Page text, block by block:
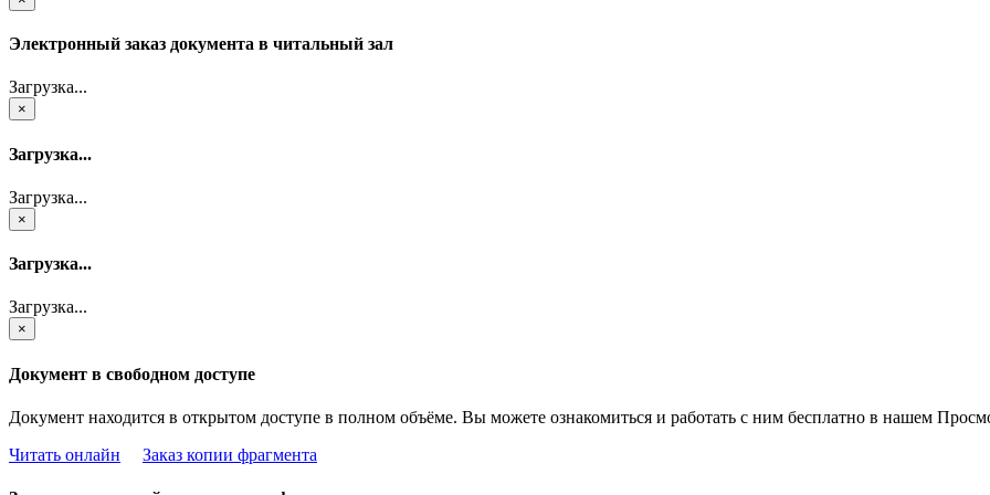
Электронный заказ документа в читальный зал
Загрузка...
×
Загрузка...
Загрузка...
×
Загрузка...
Загрузка...
×
Документ в свободном доступе
Документ находится в открытом доступе в полном объёме. Вы можете ознакомиться и работать с ним бесплатно в нашем
Читать онлайн
Заказ копии фрагмента